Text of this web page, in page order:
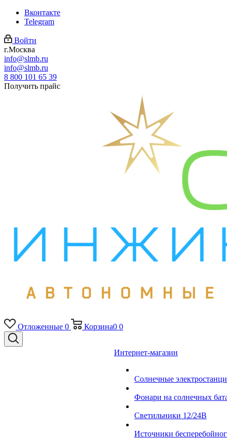
Вконтакте
Telegram
Войти
г.Москва
info@slmb.ru
info@slmb.ru
8 800 101 65 39
Получить прайс
Отложенные 0 Корзина0 0
Интернет-магазин
Солнечные
Фонари на солнечных
Светильники 12/24В
Источники